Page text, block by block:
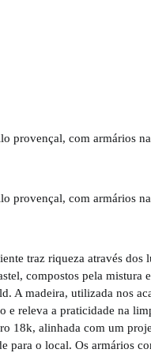
traz riqueza através dos
compostos pela mistura
A madeira, utilizada nos
e releva a praticidade na
18k, alinhada com um
para o local. Os armários